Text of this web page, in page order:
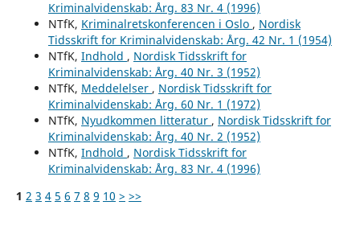
Kriminalvidenskab: Årg. 83 Nr. 4 (1996)
NTfK, Kriminalretskonferencen i Oslo , Nordisk
Tidsskrift for Kriminalvidenskab: Årg. 42 Nr. 1 (1954)
NTfK, Indhold , Nordisk Tidsskrift for
Kriminalvidenskab: Årg. 40 Nr. 3 (1952)
NTfK, Meddelelser , Nordisk Tidsskrift for
Kriminalvidenskab: Årg. 60 Nr. 1 (1972)
NTfK, Nyudkommen litteratur , Nordisk Tidsskrift for
Kriminalvidenskab: Årg. 40 Nr. 2 (1952)
NTfK, Indhold , Nordisk Tidsskrift for
Kriminalvidenskab: Årg. 83 Nr. 4 (1996)
1 2 3 4 5 6 7 8 9 10 > >>